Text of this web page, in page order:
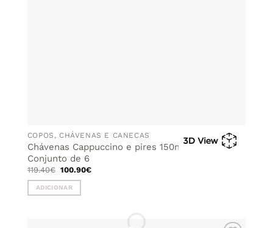
COPOS, CHÁVENAS E CANECAS
Chávenas Cappuccino e pires 150ml GIRO –
Conjunto de 6
119.40€ O
original
era:
119.40€.
100.90€O
ADICIONAR